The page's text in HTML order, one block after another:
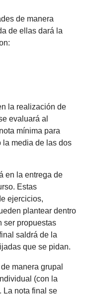
de manera
de ellas dará la
la realización de
evaluará al
mínima para
la media de las dos
en la entrega de
Estas
ejercicios,
plantear dentro
ser propuestas
saldrá de la
que se pidan.
manera grupal
(con la
La nota final se